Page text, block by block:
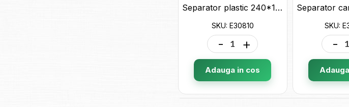
Separator plastic 240*105 mix 100buc E30810
SKU: E30810
- +
Adauga in cos
SKU:
-